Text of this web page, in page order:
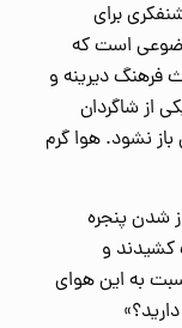
برای
است که
فرهنگ دیرینه و
از شاگردان
نشود. هوا گرم
شدن پنجره
کشیدند و
به این هوای